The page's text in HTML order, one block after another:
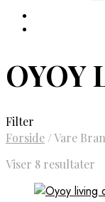
OYOY
Filter
Forside /Vare
Viser 8 resultater